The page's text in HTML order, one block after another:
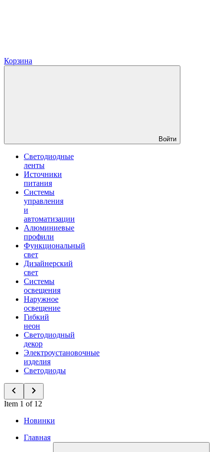
Корзина
Войти
Светодиодные
ленты
Источники
питания
Системы
управления
и
автоматизации
Алюминиевые
профили
Функциональный
свет
Дизайнерский
свет
Системы
освещения
Наружное
освещение
Гибкий
неон
Светодиодный
декор
Электроустановочные
изделия
Светодиоды
Item 1 of 12
Новинки
Главная